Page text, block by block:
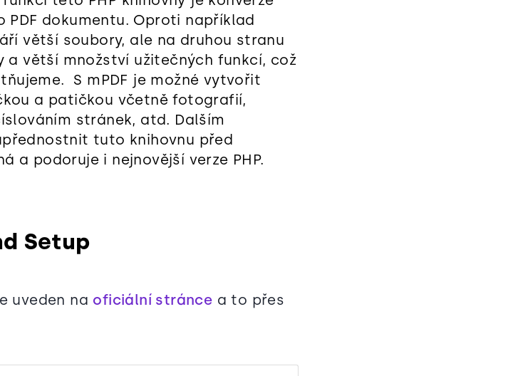
PDF dokumentu. Oproti například
větší soubory, ale na druhou stranu
a větší množství užitečných funkcí, což
S mPDF je možné vytvořit
a patičkou včetně fotografií,
stránek, atd. Dalším
tuto knihovnu před
a podoruje i nejnovější verze PHP.
Setup
uveden na oficiální stránce a to přes